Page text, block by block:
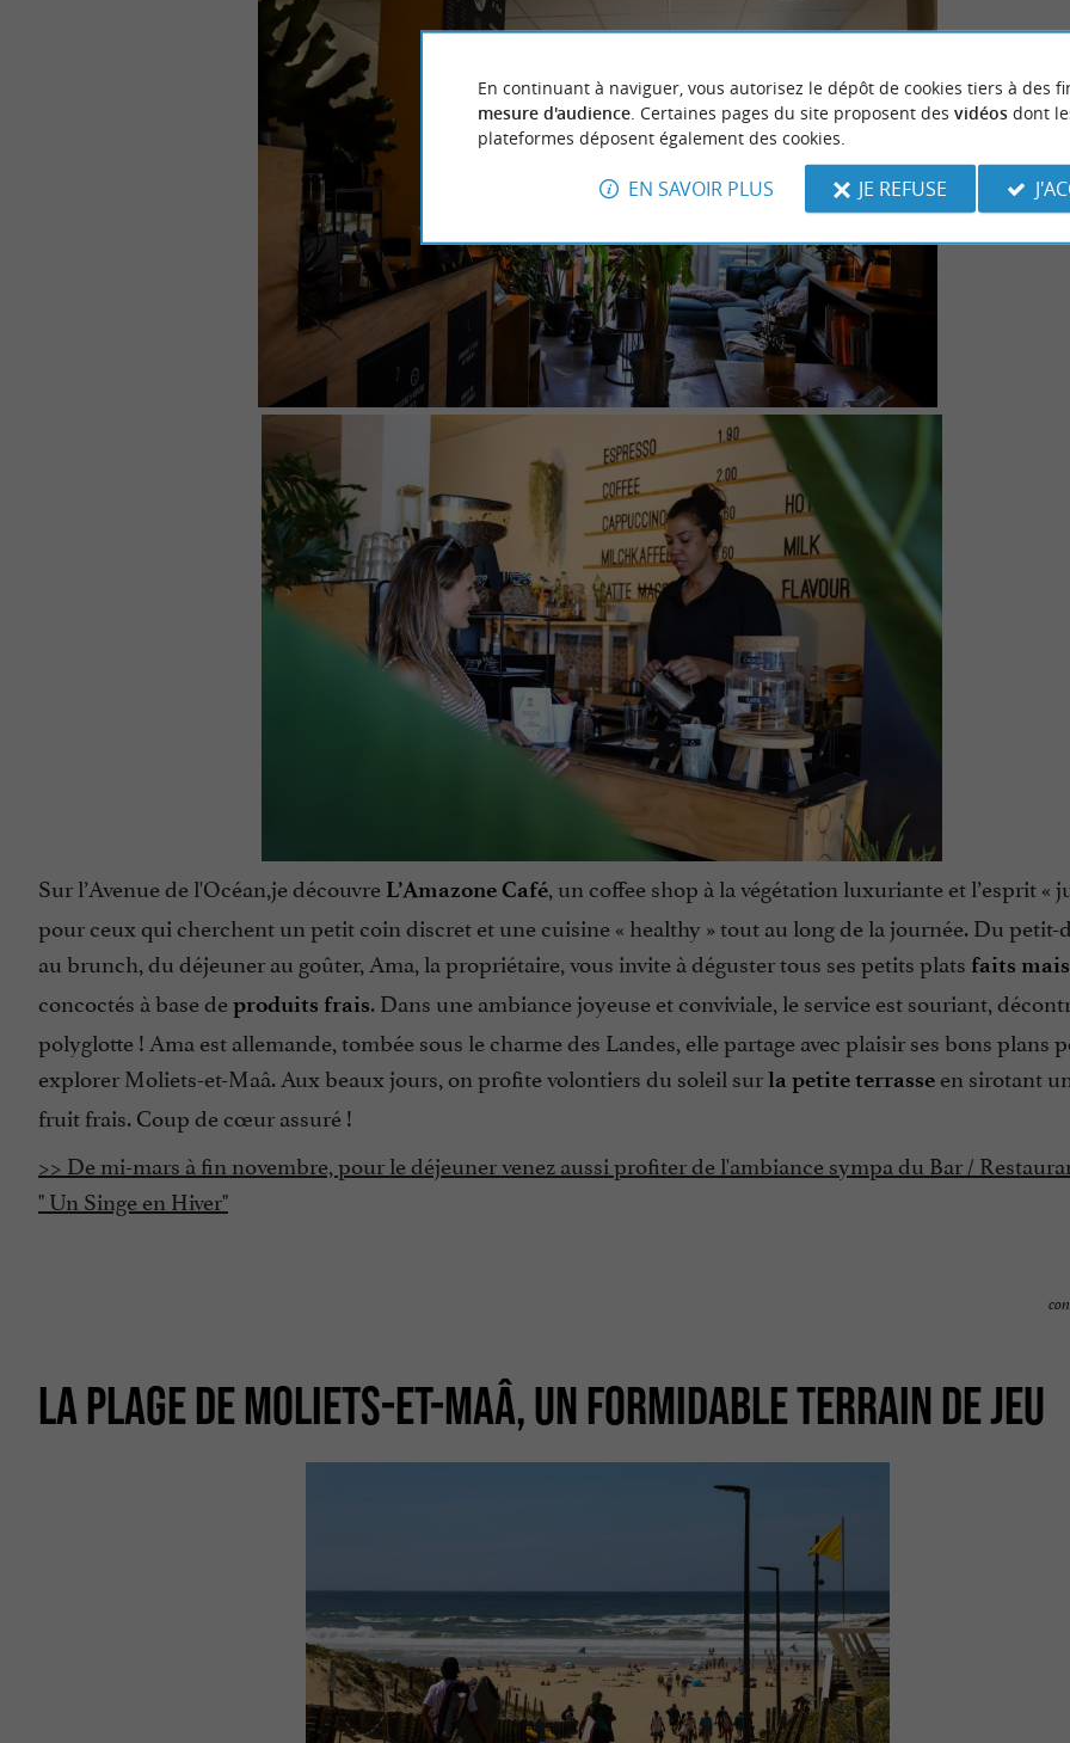
Sur l’Avenue de l'Océan,je découvre L’Amazone Café, un coffee shop à la végétation luxuriante et l’esprit «
pour ceux qui cherchent un petit coin discret et une cuisine « healthy » tout au long de la journée. Du petit-
au brunch, du déjeuner au goûter, Ama, la propriétaire, vous invite à déguster tous ses petits plats faits
concoctés à base deproduits frais. Dans une ambiance joyeuse et conviviale, le service est souriant,
polyglotte ! Ama est allemande, tombée sous le charme des Landes, elle partage avec plaisir ses bons plans
explorer Moliets-et-Maâ. Aux beaux jours, on profite volontiers du soleil surla petite terrasse en sirotant
fruit frais. Coup de cœur assuré !
>> De mi-mars à fin novembre, pour le déjeuner venez aussi profiter de l'ambiance sympa du Bar /
" Un Singe en Hiver"
LA PLAGE DE MOLIETS-ET-MAÂ, UN FORMIDABLE TERRAIN DE JEU
En continuant à naviguer, vous autorisez le dépôt de cookies tiers à des
mesure d'audience. Certaines pages du site proposent des vidéosdont
plateformes déposent également des cookies.
EN SAVOIR PLUS JE REFUSE